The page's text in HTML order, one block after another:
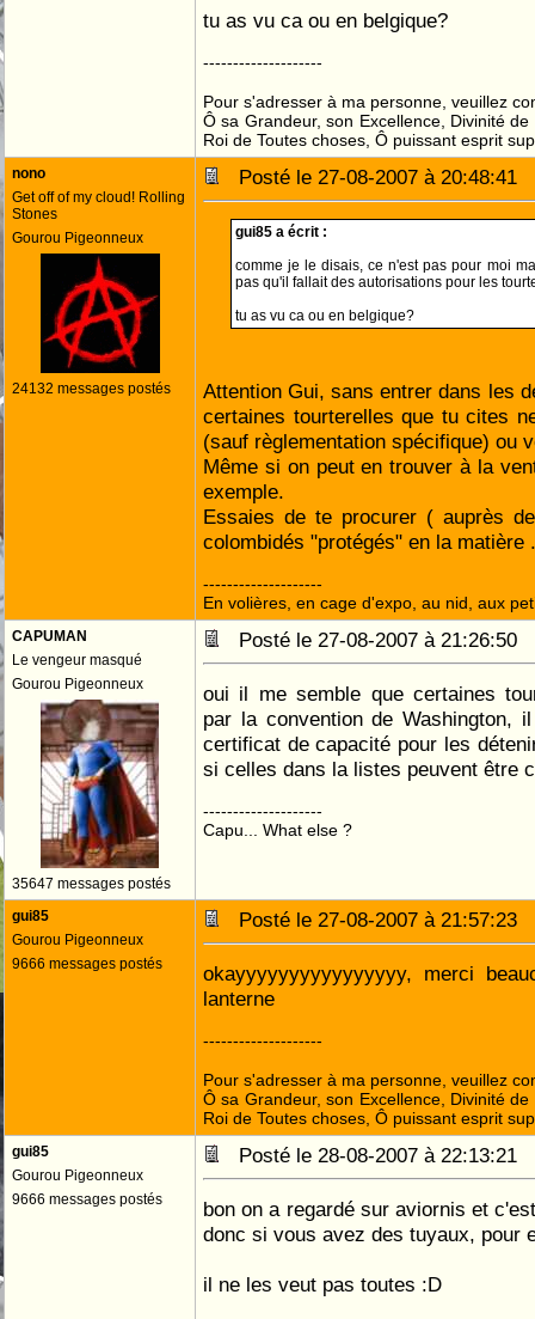
tu as vu ca ou en belgique?
--------------------
Pour s'adresser à ma personne, veuillez
Ô sa Grandeur, son Excellence, Divinité
Roi de Toutes choses, Ô puissant esprit
nono
Get off of my cloud! Rolling
Stones
Gourou Pigeonneux
24132 messages postés
Posté le 27-08-2007 à 20:48:41
gui85 a écrit :
comme je le disais, ce n'est pas pour moi
pas qu'il fallait des autorisations pour les
tu as vu ca ou en belgique?
Attention Gui, sans entrer dans les
certaines tourterelles que tu cites
(sauf règlementation spécifique) ou
Même si on peut en trouver à la
exemple.
Essaies de te procurer ( auprès
colombidés "protégés" en la matière .
--------------------
En volières, en cage d'expo, au nid, aux
CAPUMAN
Le vengeur masqué
Gourou Pigeonneux
35647 messages postés
Posté le 27-08-2007 à 21:26:50
oui il me semble que certaines
par la convention de Washington,
certificat de capacité pour les
si celles dans la listes peuvent être
--------------------
Capu... What else ?
gui85
Gourou Pigeonneux
9666 messages postés
Posté le 27-08-2007 à 21:57:23
okayyyyyyyyyyyyyyyy, merci
lanterne
--------------------
Pour s'adresser à ma personne, veuillez
Ô sa Grandeur, son Excellence, Divinité
Roi de Toutes choses, Ô puissant esprit
gui85
Gourou Pigeonneux
9666 messages postés
Posté le 28-08-2007 à 22:13:21
bon on a regardé sur aviornis et
donc si vous avez des tuyaux, pour
il ne les veut pas toutes :D